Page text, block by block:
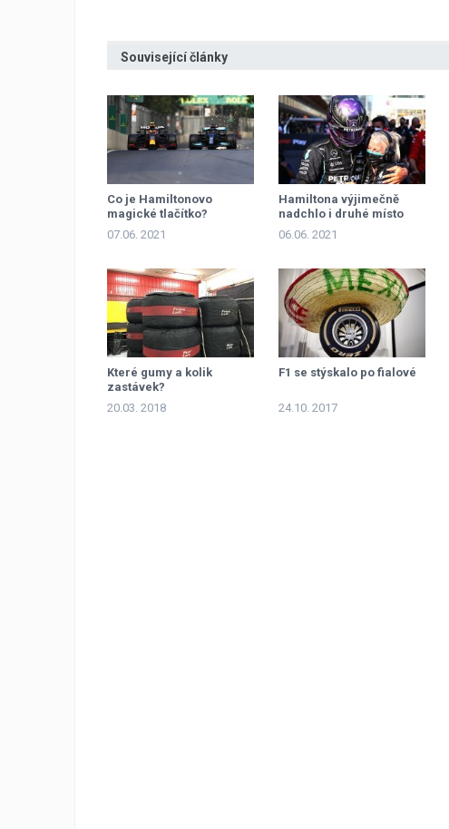
Související články
Co je Hamiltonovo
magické tlačítko?
07.06. 2021
Hamiltona výjimečně
nadchlo i druhé místo
06.06. 2021
Které gumy a kolik
zastávek?
20.03. 2018
F1 se stýskalo po fialové
24.10. 2017